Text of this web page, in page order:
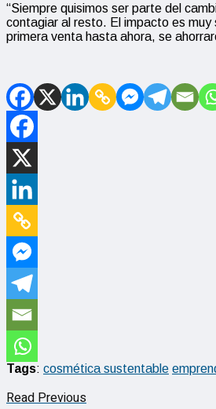
“Siempre quisimos ser parte del
contagiar al resto. El impacto es
primera venta hasta ahora, se
Tags: cosmética sustentable
Read Previous